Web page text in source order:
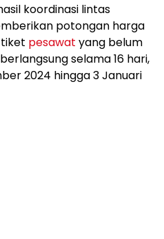
koordinasi lintas
potongan harga
pesawat yang belum
selama 16 hari,
2024 hingga 3 Januari